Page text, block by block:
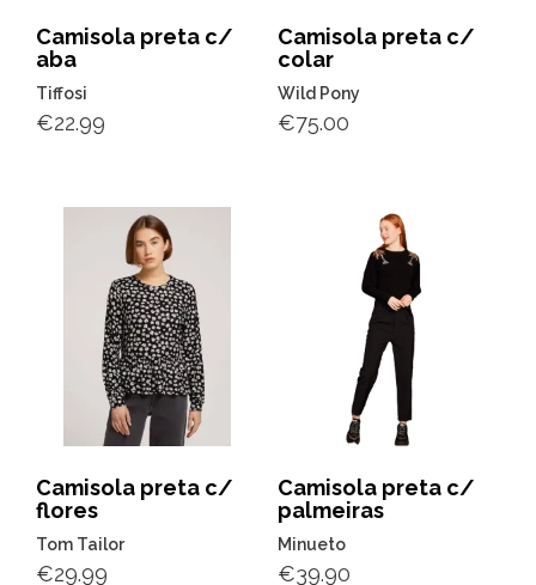
Camisola preta c/
aba
Tiffosi
€22.99
Camisola preta c/
colar
Wild Pony
€75.00
Camisola preta c/
flores
Tom Tailor
€29.99
Camisola preta c/
palmeiras
Minueto
€39.90